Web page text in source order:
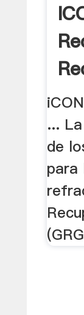
...
de
para